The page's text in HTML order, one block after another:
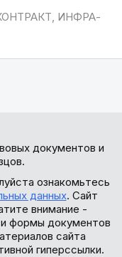
КОНТРАКТ, ИНФРА-
документов и
ознакомьтесь
данных. Сайт
внимание -
и формы документов
сайта
гиперссылки.